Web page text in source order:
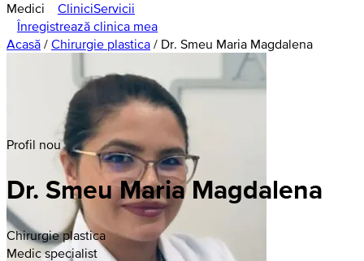
Medici CliniciServicii
Înregistrează clinica mea
Acasă / Chirurgie plastica / Dr. Smeu Maria Magdalena
Profil nou
Dr. Smeu Maria Magdalena
Chirurgie plastica
Medic specialist